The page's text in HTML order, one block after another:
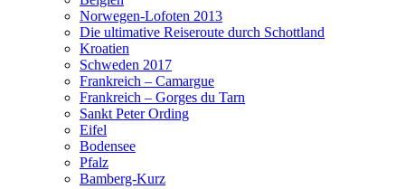
Norwegen-Lofoten 2013
Die ultimative Reiseroute durch Schottland
Kroatien
Schweden 2017
Frankreich – Camargue
Frankreich – Gorges du Tarn
Sankt Peter Ording
Eifel
Bodensee
Pfalz
Bamberg-Kurz